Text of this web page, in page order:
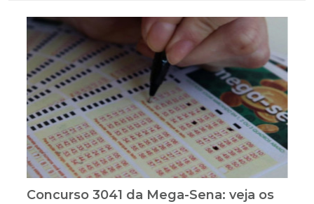
Concurso 3041 da Mega-Sena: veja os